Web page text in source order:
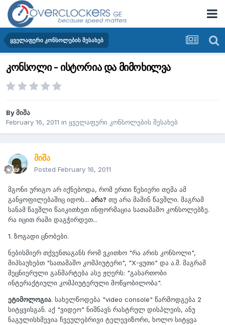
ყველაფერი კონსოლების შესახებ
კონსოლი - ისტორია და მიმოხილვა
Byმიშა
February 16, 2011 in ყველაფერი კონსოლების შესახებ
მიშა
Posted February 16, 2011
მგონი ურიგო არ იქნებოდა, რომ ერთი წესიერი თემა ამ
განყოფილებაშიც იდოს... არა? თუ არა მაშინ წავშლი. მაგრამ
სანამ წავშლი წაიკითხეთ ინფორმაცია სათამაშო კონსოლებზე.
რა იცით რაში დაგჭირდეთ...
1. ზოგადი ცნობები.
ნებისმიერ თქვენთაგანს რომ ვკითხო "რა არის კონსოლი",
მიპსაუხებთ "სათამაშო კომპიუტერი", "X-ყუთი" და ა.შ. მაგრამ
მეცნიერული განმარტება ასე ჟღერს: "გასართობი
ინტერაქტიული კომპიუტერული მოწყობილობა".
ეტიმოლოგია. სახელწოდება "video console" წარმოდგება 2
სიტყვისგან. აქ "ვიდეო" ნიშნავს რასტრულ დისპლეის, ანუ
ნაგულისხმევია ჩვეულებრივი ტელევიზორი, ხოლო სიტყვა